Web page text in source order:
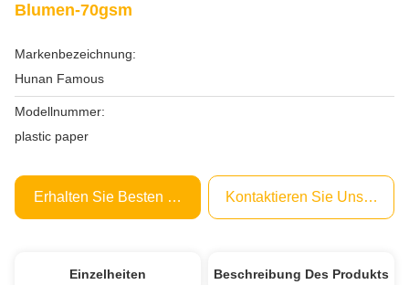
Blumen-70gsm
Markenbezeichnung:
Hunan Famous
Modellnummer:
plastic paper
Erhalten Sie Besten Preis Kontaktieren Sie Uns Jetzt
Einzelheiten Beschreibung Des Produkts